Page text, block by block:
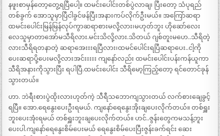
နဖူးစာမှန်တော့တွေ့ရပြီပေါ့။ ထမင်းပေါင်းတစ်ပွဲလာချ၊ ပြီးတော့ သံပုရည်
တစ်ခွက် အောသူမှာပြီငါခွင်ဖန်ပြီးအနားကပ်လိုက်ဦးမယ်။ အကြော်ဆရာ
ထမင်းပေါင်းမြန်မြန်လုပ်ကွာဆရာစားမလို့လား၊မဟုတ်ဘူး ဟိုဆော်လေး
လေသူမှာတာအော်မသီရိလား.မင်းသိလို့လား.သိတယ် ဂျစ်တူးမဟေ..သီရိတဲ့
လားသီရိရတနာတဲ့ ဆရာအေးးးရပြီလား၊ထမင်ပေါင်းရပြီဆရာပေး..ငါ့ကို
ပေးဆရာပို့ပေးမလို့လားအင်းးးးး ကျနော်လည်း ထမင်းပေါင်းပန်းကန်ယူကာ
သီရိအနားကိုသွားပြီး ရပါပြီ.ထမင်းပေါင်း သီရိမော့ကြည့်တော့ ရင်တောင်ခုန်
သွားတယ်။
ဟာ. ဘဲရီးစားပွဲထိုးလားဟုတ်ကဲ့ သီရီသဘောကျသွားတယ် လက်စားချေခွင့်
ရပြီ။ အော.ရေနွေးပေးဦးရမယ်. ကျနော်ရေနွေးအိုးချပေးလိုက်တယ်။ တစ်ရှူး
ဘူးပေးအုံးရမယ် တစ်ရှူးဘူးချပေးလိုက်တယ်။ ဟင်..ဇွန်းတွေကမသန့်ဘူး
ပေးပါ.ကျနော်ရေနွေးစိမ်ပေးမယ် ရေနွေးစိမ်ပေးပြီးဇွန်းခက်ရင်း ဆေး